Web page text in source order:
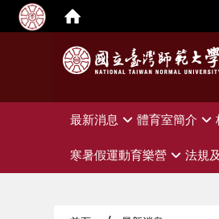
最新消息 體育室簡介
寒暑假運動育樂營 法規